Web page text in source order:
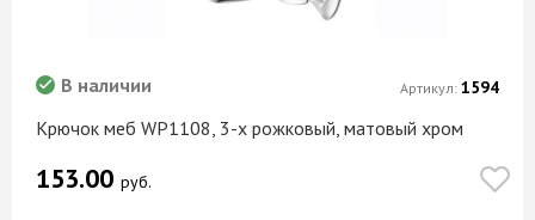
Крючок меб WP1108, 3-х рожковый, матовый хром
В наличии
153.00 руб.
Артикул: 1594